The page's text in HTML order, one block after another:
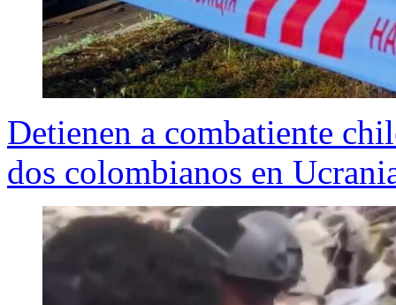
Detienen a combatiente
dos colombianos en